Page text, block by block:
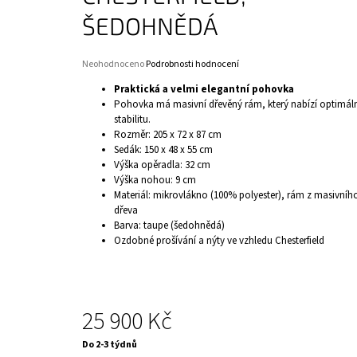
ŠEDOHNĚDÁ
Průměrné
produktu
hvězdiček.
NeohodnocenoPodrobnosti hodnocení
Praktická a velmi elegantní pohovka
Pohovka má masivní dřevěný rám, který nabízí
stabilitu.
Rozměr: 205 x 72 x 87 cm
Sedák: 150 x 48 x 55 cm
Výška opěradla: 32 cm
Výška nohou: 9 cm
Materiál: mikrovlákno (100% polyester), rám z
dřeva
Barva: taupe (šedohnědá)
Ozdobné prošívání a nýty ve vzhledu Chesterfield
25 900 Kč
Měrná
Do 2-3 týdnů